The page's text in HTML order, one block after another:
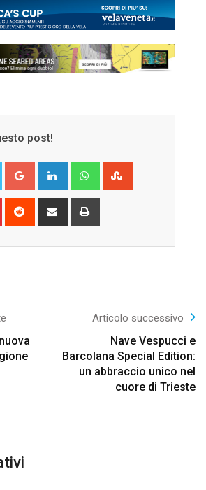
post!
Google+ LinkedIn Whatsapp
Pinterest Reddit
Share
Articolo successivo
Nave Vespucci e
Barcolana Special Edition:
un abbraccio unico nel
cuore di Trieste